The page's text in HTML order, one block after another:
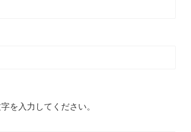
を入力してください。